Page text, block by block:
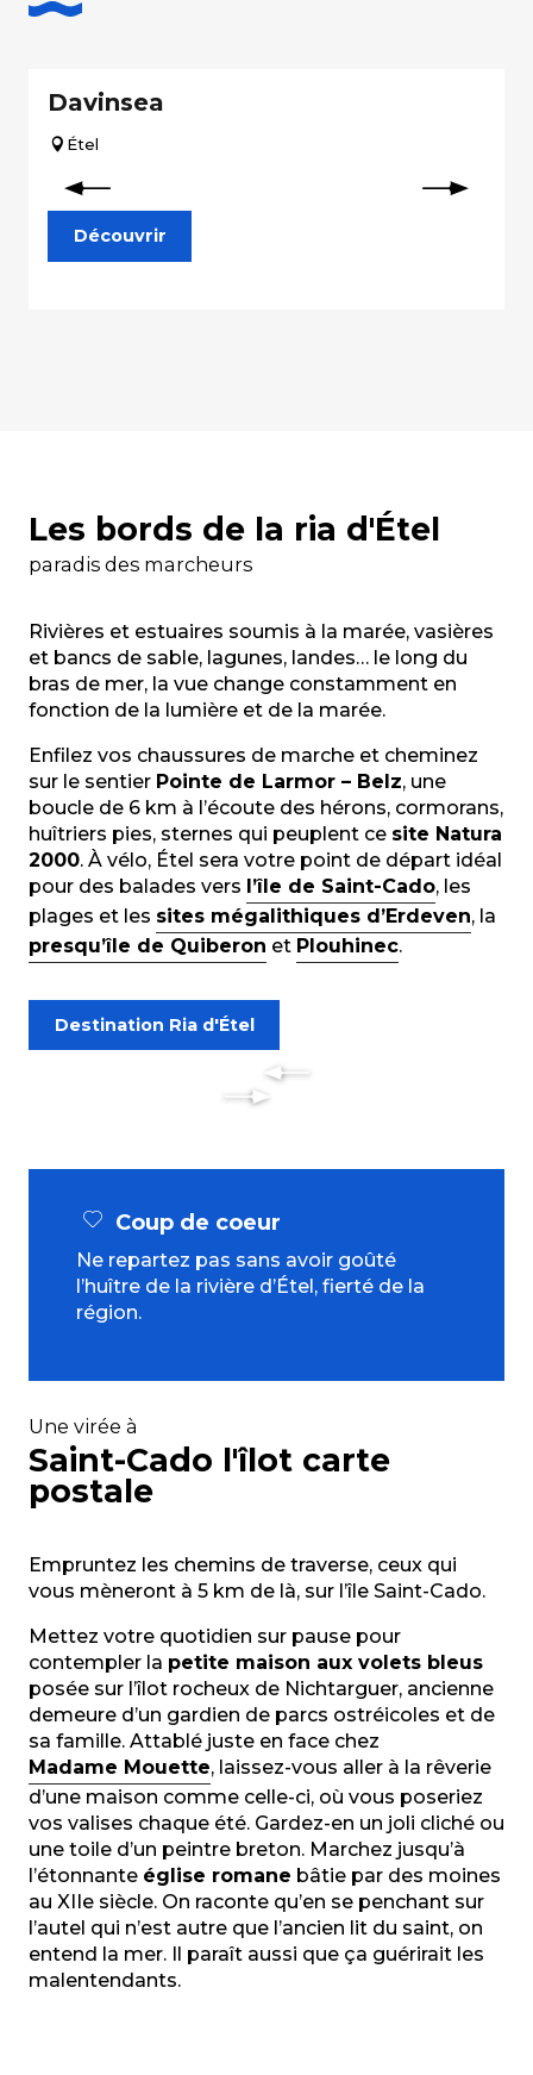
Davinsea
Étel
Découvrir
Les bords de la ria d'Étel
paradis des marcheurs
Rivières et estuaires soumis à la marée, vasières
et bancs de sable, lagunes, landes… le long du
bras de mer, la vue change constamment en
fonction de la lumière et de la marée.
Enfilez vos chaussures de marche et cheminez
sur le sentier Pointe de Larmor – Belz, une
boucle de 6 km à l’écoute des hérons, cormorans,
huîtriers pies, sternes qui peuplent ce site Natura
2000. À vélo, Étel sera votre point de départ idéal
pour des balades vers l’île de Saint-Cado, les
plages et les sites mégalithiques d’Erdeven, la
presqu’île de Quiberon et Plouhinec.
Destination Ria d'Étel
Coup de coeur
Ne repartez pas sans avoir goûté
l’huître de la rivière d’Étel, fierté de la
région.
Une virée à
Saint-Cado l'îlot carte
postale
Empruntez les chemins de traverse, ceux qui
vous mèneront à 5 km de là, sur l’île Saint-Cado.
Mettez votre quotidien sur pause pour
contempler la petite maison aux volets bleus
posée sur l’îlot rocheux de Nichtarguer, ancienne
demeure d’un gardien de parcs ostréicoles et de
sa famille. Attablé juste en face chez
Madame Mouette, laissez-vous aller à la rêverie
d’une maison comme celle-ci, où vous poseriez
vos valises chaque été. Gardez-en un joli cliché ou
une toile d’un peintre breton. Marchez jusqu’à
l’étonnante église romane bâtie par des moines
au XIIe siècle. On raconte qu’en se penchant sur
l’autel qui n’est autre que l’ancien lit du saint, on
entend la mer. Il paraît aussi que ça guérirait les
malentendants.